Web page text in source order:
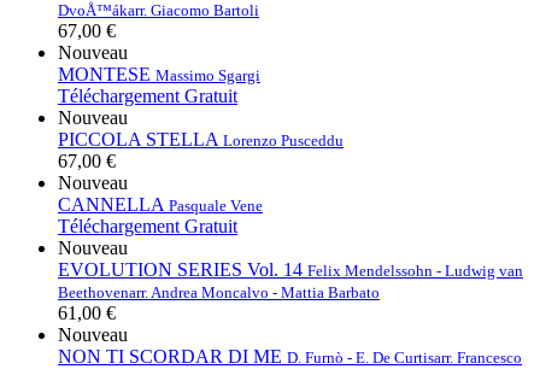
DvoÅ™ákarr. Giacomo Bartoli
67,00 €
Nouveau
MONTESE Massimo Sgargi
Téléchargement Gratuit
Nouveau
PICCOLA STELLA Lorenzo Pusceddu
67,00 €
Nouveau
CANNELLA Pasquale Vene
Téléchargement Gratuit
Nouveau
EVOLUTION SERIES Vol. 14 Felix Mendelssohn - Ludwig van
Beethovenarr. Andrea Moncalvo - Mattia Barbato
61,00 €
Nouveau
NON TI SCORDAR DI ME D. Furnò - E. De Curtisarr. Francesco